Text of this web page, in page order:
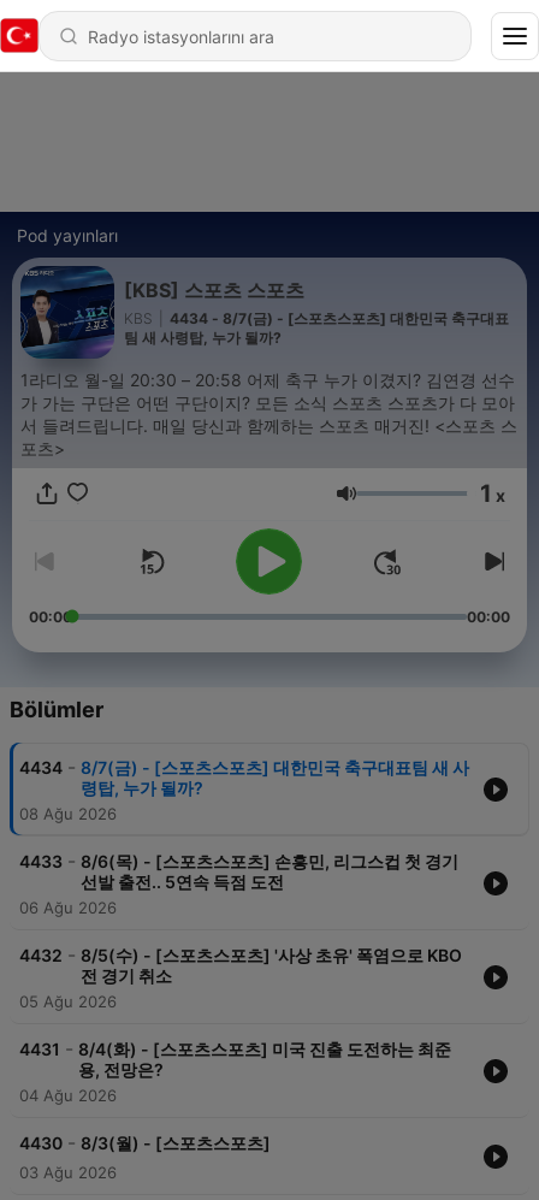
Pod yayınları
[KBS] 스포츠 스포츠
KBS
4434 - 8/7(금) - [스포츠스포츠] 대한민국 축구대표
팀 새 사령탑, 누가 될까?
1라디오 월-일 20:30 – 20:58 어제 축구 누가 이겼지? 김연경 선수
가 가는 구단은 어떤 구단이지? 모든 소식 스포츠 스포츠가 다 모아
서 들려드립니다. 매일 당신과 함께하는 스포츠 매거진! <스포츠 스
포츠>
Ses 1 x
00:00 00:00
Bölümler
4434 - 8/7(금) - [스포츠스포츠] 대한민국 축구대표팀 새 사
령탑, 누가 될까?
08 Ağu 2026
4433 - 8/6(목) - [스포츠스포츠] 손흥민, 리그스컵 첫 경기
선발 출전.. 5연속 득점 도전
06 Ağu 2026
4432 - 8/5(수) - [스포츠스포츠] '사상 초유' 폭염으로 KBO
전 경기 취소
05 Ağu 2026
4431 - 8/4(화) - [스포츠스포츠] 미국 진출 도전하는 최준
용, 전망은?
04 Ağu 2026
4430 - 8/3(월) - [스포츠스포츠]
03 Ağu 2026